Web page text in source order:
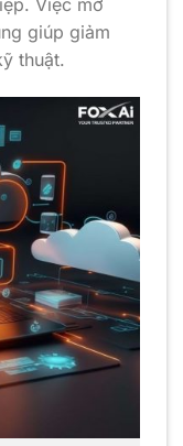
Việc mở
giúp giảm
thuật.